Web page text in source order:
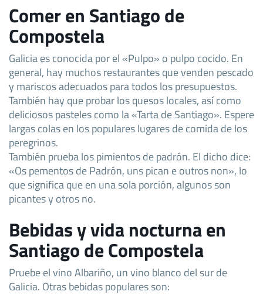
Comer en Santiago de
Compostela
Galicia es conocida por el «Pulpo» o pulpo cocido. En
general, hay muchos restaurantes que venden pescado
y mariscos adecuados para todos los presupuestos.
También hay que probar los quesos locales, así como
deliciosos pasteles como la «Tarta de Santiago». Espere
largas colas en los populares lugares de comida de los
peregrinos.
También prueba los pimientos de padrón. El dicho dice:
«Os pementos de Padrón, uns pican e outros non», lo
que significa que en una sola porción, algunos son
picantes y otros no.
Bebidas y vida nocturna en
Santiago de Compostela
Pruebe el vino Albariño, un vino blanco del sur de
Galicia. Otras bebidas populares son: